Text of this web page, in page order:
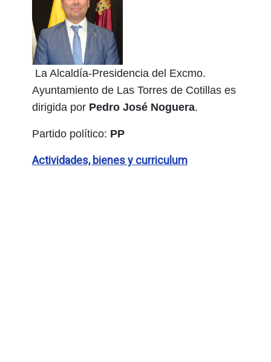
La Alcaldía-Presidencia del Excmo.
Ayuntamiento de Las Torres de Cotillas es
dirigida por Pedro José Noguera.
Partido político: PP
Actividades, bienes y curriculum